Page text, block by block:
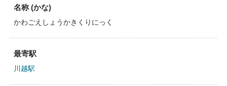
名称 (かな)
かわごえしょうかきくりにっく
最寄駅
川越駅